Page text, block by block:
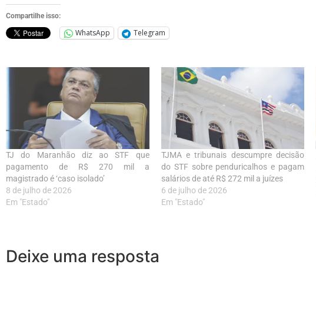
Compartilhe isso:
WhatsApp Telegram
TJ do Maranhão diz ao STF que
pagamento de R$ 270 mil a
magistrado é ‘caso isolado’
8 de julho de 2026
Em "Estado"
TJMA e tribunais descumpre decisão
do STF sobre penduricalhos e pagam
salários de até R$ 272 mil a juízes
6 de julho de 2026
Em "Estado"
Deixe uma resposta